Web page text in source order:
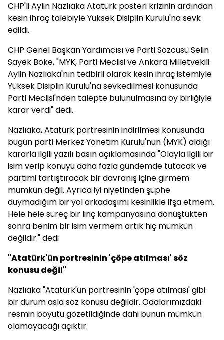
CHP'li Aylin Nazlıaka Atatürk posteri krizinin ardından
kesin ihraç talebiyle Yüksek Disiplin Kurulu'na sevk
edildi.
CHP Genel Başkan Yardımcısı ve Parti Sözcüsü Selin
Sayek Böke, "MYK, Parti Meclisi ve Ankara Milletvekili
Aylin Nazlıaka'nın tedbirli olarak kesin ihraç istemiyle
Yüksek Disiplin Kurulu'na sevkedilmesi konusunda
Parti Meclisi'nden talepte bulunulmasına oy birliğiyle
karar verdi" dedi.
Nazlıaka, Atatürk portresinin indirilmesi konusunda
bugün parti Merkez Yönetim Kurulu'nun (MYK) aldığı
kararla ilgili yazılı basın açıklamasında "Olayla ilgili bir
isim verip konuyu daha fazla gündemde tutacak ve
partimi tartıştıracak bir davranış içine girmem
mümkün değil. Ayrıca iyi niyetinden şüphe
duymadığım bir yol arkadaşımı kesinlikle ifşa etmem.
Hele hele süreç bir linç kampanyasına dönüştükten
sonra benim bir isim vermem artık hiç mümkün
değildir." dedi
"Atatürk'ün portresinin 'çöpe atılması' söz
konusu değil"
Nazlıaka "Atatürk'ün portresinin 'çöpe atılması' gibi
bir durum asla söz konusu değildir. Odalarımızdaki
resmin boyutu gözetildiğinde dahi bunun mümkün
olamayacağı açıktır.